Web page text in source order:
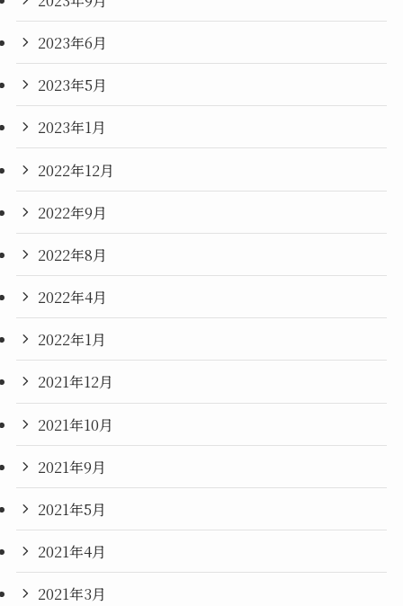
2023年6月
2023年5月
2023年1月
2022年12月
2022年9月
2022年8月
2022年4月
2022年1月
2021年12月
2021年10月
2021年9月
2021年5月
2021年4月
2021年3月